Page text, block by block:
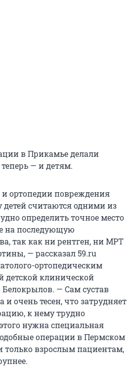
в Прикамье делали
— и детям.
ортопедии повреждения
детей считаются одними из
определить точное место
на последующую
так как ни рентген, ни МРТ
— рассказал 59.ru
ортопедическим
детской клинической
— Сам сустав
и очень тесен, что затрудняет
к нему трудно
нужна специальная
операции в Пермском
только взрослым пациентам,